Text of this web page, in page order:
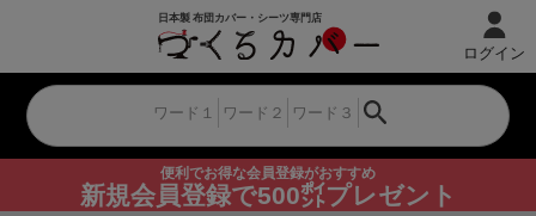
便利でお得な会員登録がおすすめ
新規会員登録で500㌽プレゼント
ログイン